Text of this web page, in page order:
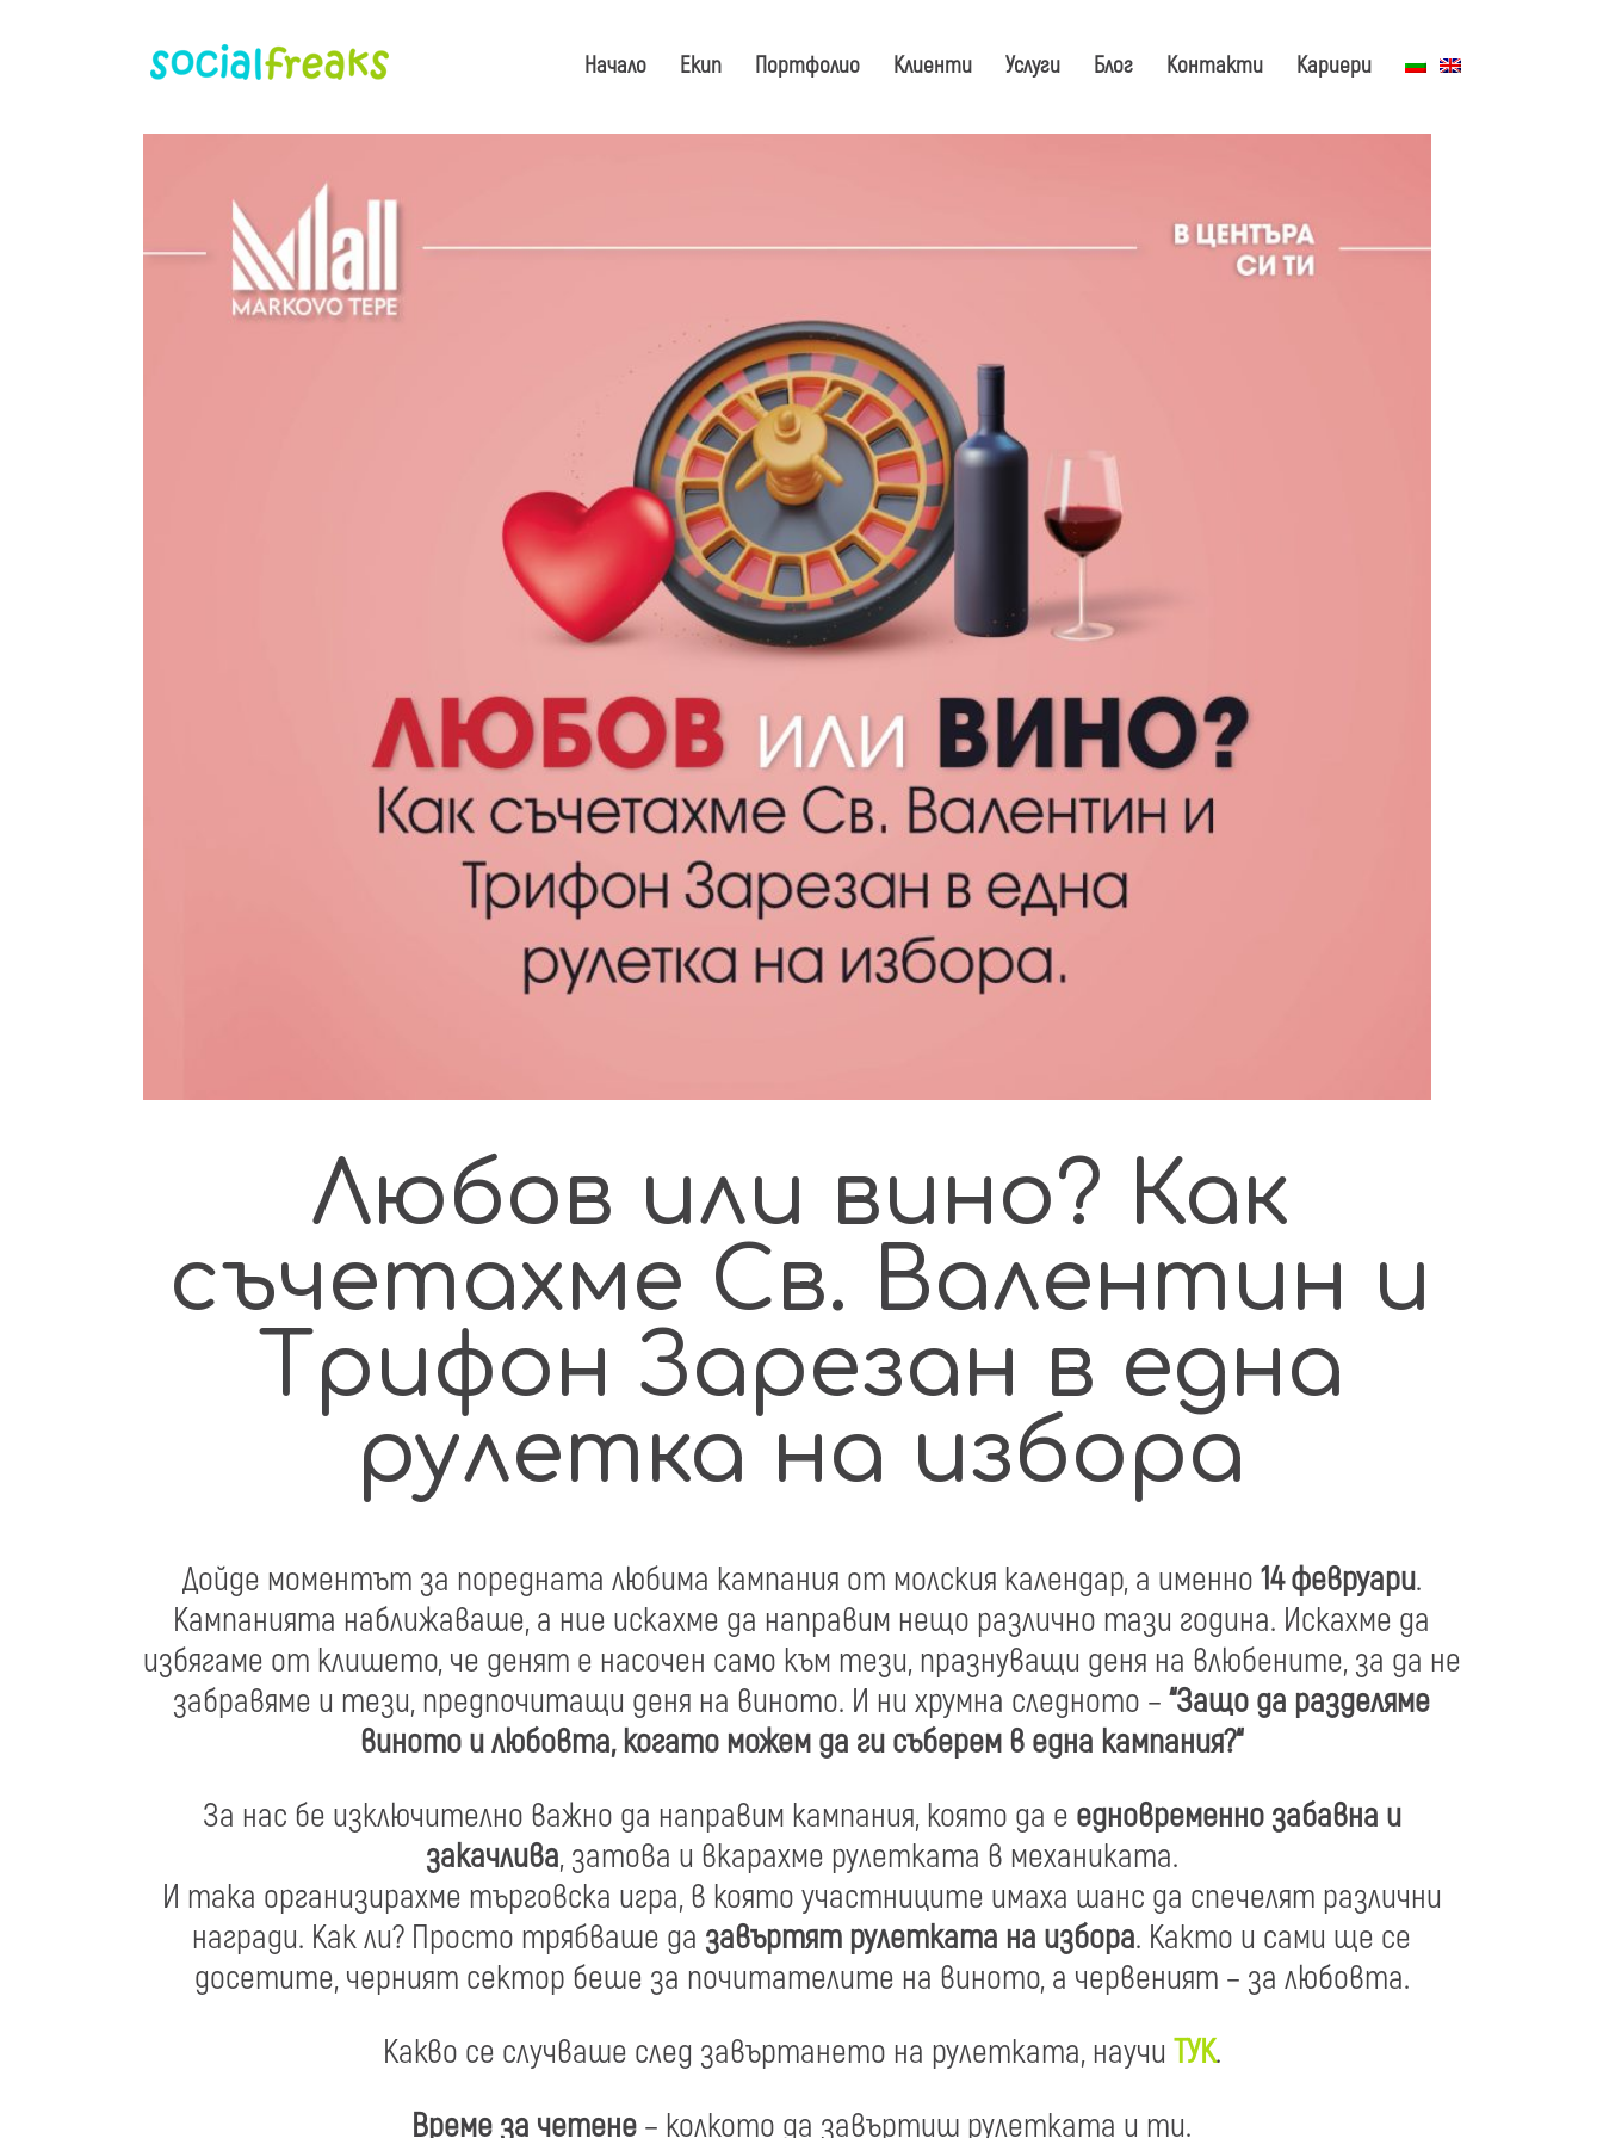
Начало Екип Портфолио Клиенти Услуги Блог Контакти Кариери
Любов или вино? Как
съчетахме Св. Валентин и
Трифон Зарезан в една
рулетка на избора
Дойде моментът за поредната любима кампания от молския календар, а именно 14 февруари.
Кампанията наближаваше, а ние искахме да направим нещо различно тази година. Искахме да
избягаме от клишето, че денят е насочен само към тези, празнуващи деня на влюбените, за да не
забравяме и тези, предпочитащи деня на виното. И ни хрумна следното – “Защо да разделяме
виното и любовта, когато можем да ги съберем в една кампания?“
За нас бе изключително важно да направим кампания, която да е едновременно забавна и
закачлива, затова и вкарахме рулетката в механиката.
И така организирахме търговска игра, в която участниците имаха шанс да спечелят различни
награди. Как ли? Просто трябваше да завъртят рулетката на избора. Както и сами ще се
досетите, черният сектор беше за почитателите на виното, а червеният – за любовта.
Какво се случваше след завъртането на рулетката, научи ТУК.
Време за четене – колкото да завъртиш рулетката и ти.